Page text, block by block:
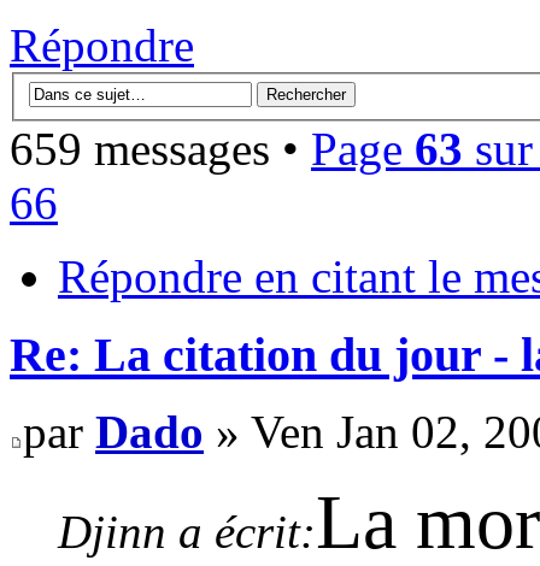
Répondre
659 messages • Page 63
66
Répondre en citant le
Re: La citation du jour -
par Dado » Ven Jan 02,
Djinn a écrit:La